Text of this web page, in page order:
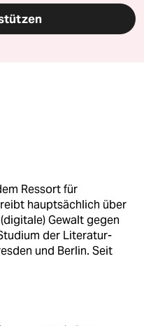
Ressort für
hauptsächlich über
Gewalt gegen
der Literatur-
und Berlin. Seit